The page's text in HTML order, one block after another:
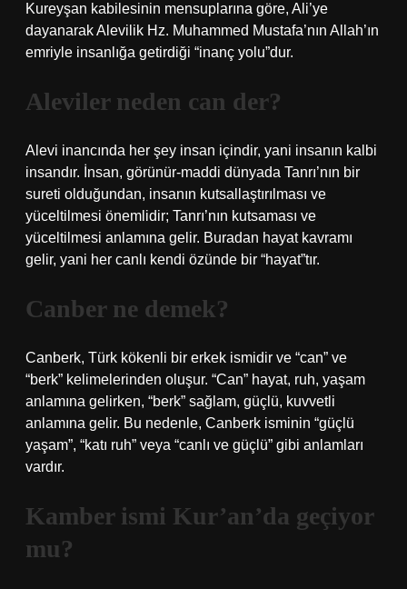
Kureyşan kabilesinin mensuplarına göre, Ali’ye
dayanarak Alevilik Hz. Muhammed Mustafa’nın Allah’ın
emriyle insanlığa getirdiği “inanç yolu”dur.
Aleviler neden can der?
Alevi inancında her şey insan içindir, yani insanın kalbi
insandır. İnsan, görünür-maddi dünyada Tanrı’nın bir
sureti olduğundan, insanın kutsallaştırılması ve
yüceltilmesi önemlidir; Tanrı’nın kutsaması ve
yüceltilmesi anlamına gelir. Buradan hayat kavramı
gelir, yani her canlı kendi özünde bir “hayat”tır.
Canber ne demek?
Canberk, Türk kökenli bir erkek ismidir ve “can” ve
“berk” kelimelerinden oluşur. “Can” hayat, ruh, yaşam
anlamına gelirken, “berk” sağlam, güçlü, kuvvetli
anlamına gelir. Bu nedenle, Canberk isminin “güçlü
yaşam”, “katı ruh” veya “canlı ve güçlü” gibi anlamları
vardır.
Kamber ismi Kur’an’da geçiyor
mu?